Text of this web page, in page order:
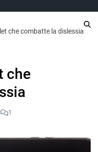
che combatte la dislessia
che
1